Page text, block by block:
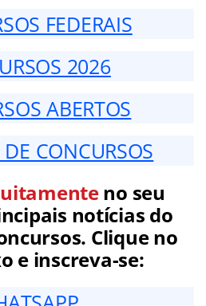
FEDERAIS
2026
ABERTOS
CONCURSOS
no seu
notícias do
Clique no
e inscreva-se: